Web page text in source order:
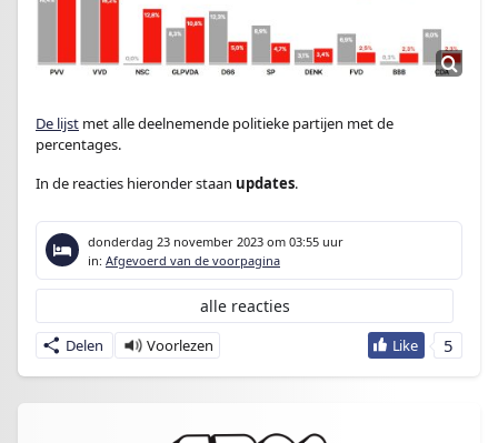
De lijst met alle deelnemende politieke partijen met de
percentages.
In de reacties hieronder staan updates.
donderdag 23 november 2023 om 03:55 uur
in: Afgevoerd van de voorpagina
5
Delen
alle reacties